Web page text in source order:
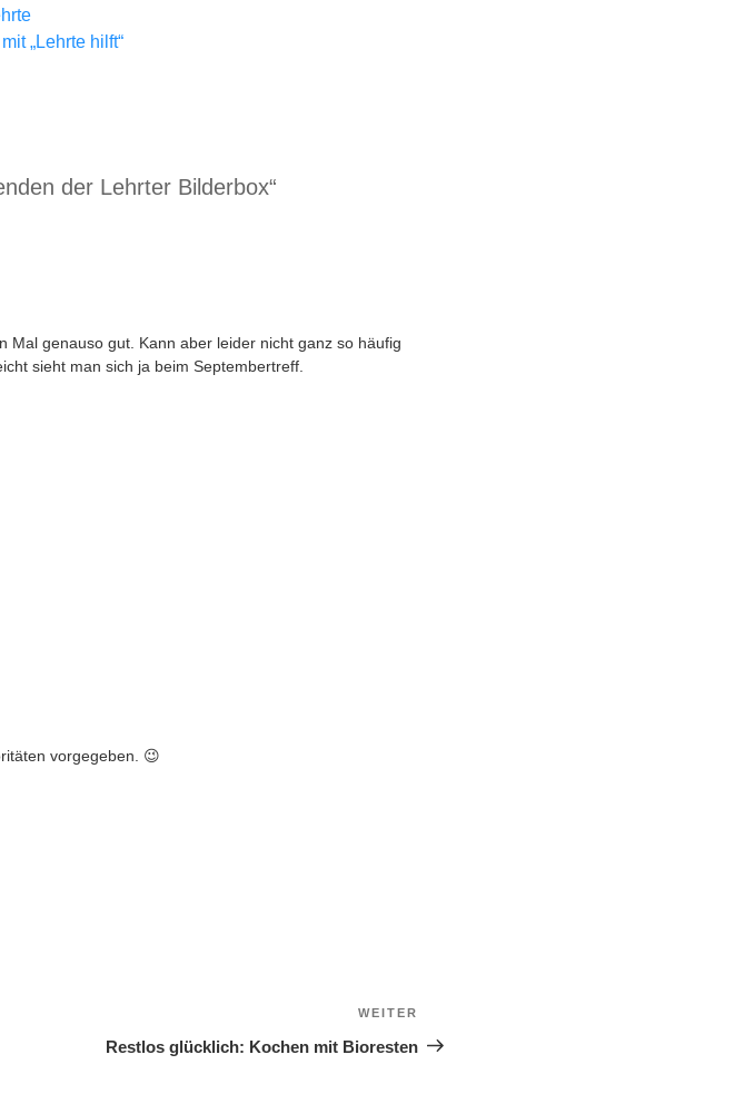
„Lehrte hilft“
der Lehrter Bilderbox“
Mal genauso gut. Kann aber leider nicht ganz so häufig
sieht man sich ja beim Septembertreff.
vorgegeben. 😉
Beitrag
WEITER
Restlos glücklich: Kochen mit Bioresten